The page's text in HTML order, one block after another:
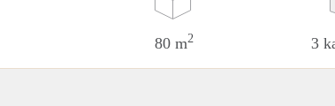
80 m2 3